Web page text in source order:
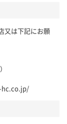
又は下記にお願
hc.co.jp/